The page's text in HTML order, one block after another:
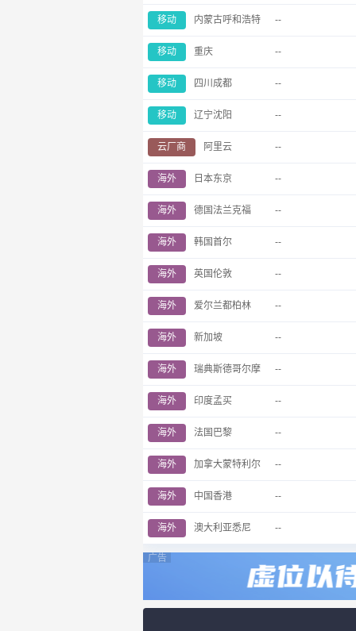
移动 内蒙古呼和浩特 --
移动 重庆 --
移动 四川成都 --
移动 辽宁沈阳 --
云厂商 阿里云 --
海外 日本东京 --
海外 德国法兰克福 --
海外 韩国首尔 --
海外 英国伦敦 --
海外 爱尔兰都柏林 --
海外 新加坡 --
海外 瑞典斯德哥尔摩 --
海外 印度孟买 --
海外 法国巴黎 --
海外 加拿大蒙特利尔 --
海外 中国香港 --
海外 澳大利亚悉尼 --
广告